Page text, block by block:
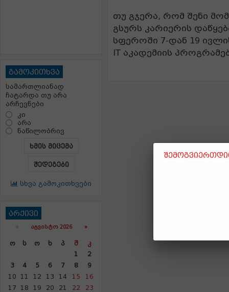
გამოკითხვა
სამართლიანად
ჩატარდა თუ არა
არჩევნები
კი
არა
ნაწილობრივ
ხმის მიცემა
შედეგები
სხვა გამოკითხვები
არქივი
« ᲐᲒᲕᲘᲡᲢᲝ 2026 »
Ო Ს Ო Ხ Პ Შ
Კ
1
2
3
4 5 6 7 8
9
10
11 12 13 14 15
16
17
18 19 20 21 22
23
თუ გჯერა, რომ შენი
გსურს კარიერის
სფეროში 7-დან 19
IT აკადემიის